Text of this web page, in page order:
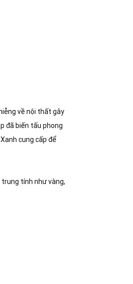
về nội thất gây
đã biến tấu phong
cung cấp để
tính như vàng,